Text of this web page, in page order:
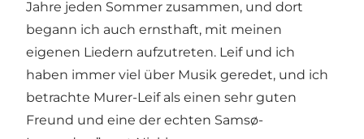
Jahre jeden Sommer zusammen, und dort
begann ich auch ernsthaft, mit meinen
eigenen Liedern aufzutreten. Leif und ich
haben immer viel über Musik geredet, und ich
betrachte Murer-Leif als einen sehr guten
Freund und eine der echten Samsø-